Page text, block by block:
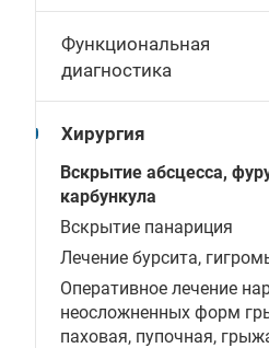
Функциональная
диагностика
Хирургия
Вскрытие абсцесса,
карбункула
Вскрытие панариция
Лечение бурсита,
Оперативное лечение
неосложненных форм
паховая, пупочная,